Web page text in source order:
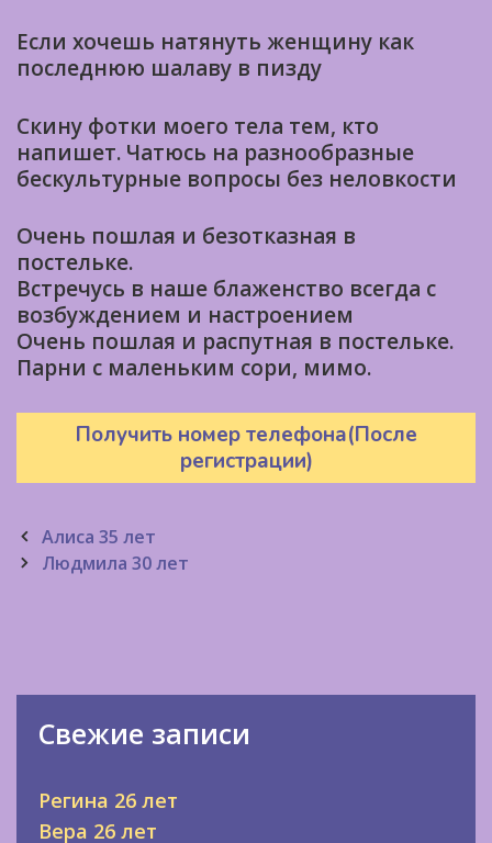
Если хочешь натянуть женщину как
последнюю шалаву в пизду
Скину фотки моего тела тем, кто
напишет. Чатюсь на разнообразные
бескультурные вопросы без неловкости
Очень пошлая и безотказная в
постельке.
Встречусь в наше блаженство всегда с
возбуждением и настроением
Очень пошлая и распутная в постельке.
Парни с маленьким сори, мимо.
Получить номер телефона(После
регистрации)
Post
navigation
Алиса 35 лет
Людмила 30 лет
Свежие записи
Регина 26 лет
Вера 26 лет